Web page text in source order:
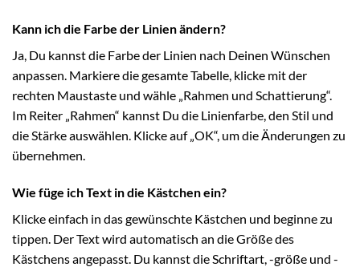
Kann ich die Farbe der Linien ändern?
Ja, Du kannst die Farbe der Linien nach Deinen Wünschen
anpassen. Markiere die gesamte Tabelle, klicke mit der
rechten Maustaste und wähle „Rahmen und Schattierung“.
Im Reiter „Rahmen“ kannst Du die Linienfarbe, den Stil und
die Stärke auswählen. Klicke auf „OK“, um die Änderungen zu
übernehmen.
Wie füge ich Text in die Kästchen ein?
Klicke einfach in das gewünschte Kästchen und beginne zu
tippen. Der Text wird automatisch an die Größe des
Kästchens angepasst. Du kannst die Schriftart, -größe und -